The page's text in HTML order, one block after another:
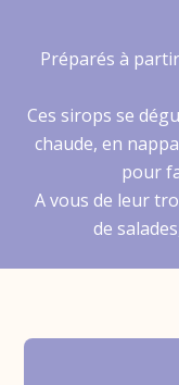
Préparés à
Ces sirops se
chaude, en
pour
A vous de leur
de